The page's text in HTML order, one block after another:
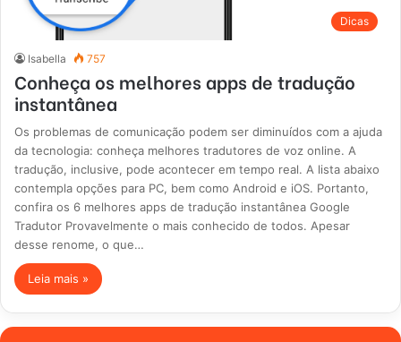
Dicas
Isabella 757
Conheça os melhores apps de tradução
instantânea
Os problemas de comunicação podem ser diminuídos com a ajuda
da tecnologia: conheça melhores tradutores de voz online. A
tradução, inclusive, pode acontecer em tempo real. A lista abaixo
contempla opções para PC, bem como Android e iOS. Portanto,
confira os 6 melhores apps de tradução instantânea Google
Tradutor Provavelmente o mais conhecido de todos. Apesar
desse renome, o que…
Leia mais »